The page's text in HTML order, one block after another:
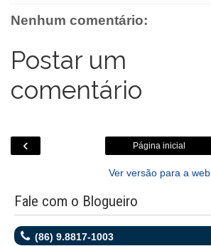
k
p
e
.
m
Nenhum comentário:
Postar um
comentário
‹ Página inicial
Ver versão para a web
Fale com o Blogueiro
(86) 9.8817-1003